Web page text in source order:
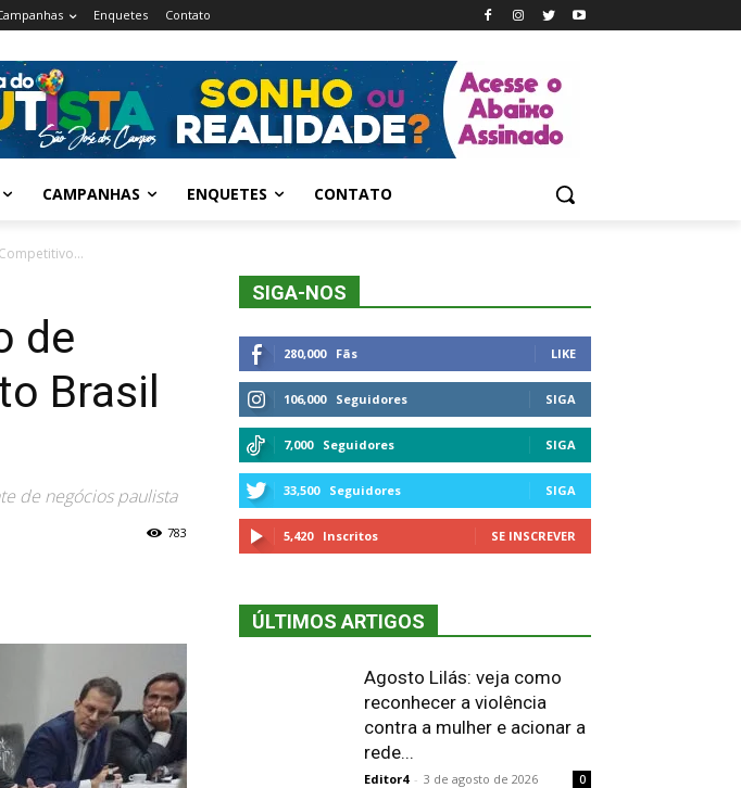
Enquetes Contato
CAMPANHAS ENQUETES CONTATO
de
Brasil
de negócios paulista
783
SIGA-NOS
280,000 Fãs LIKE
106,000 Seguidores SIGA
7,000 Seguidores SIGA
33,500 Seguidores SIGA
5,420 Inscritos SE INSCREVER
ÚLTIMOS ARTIGOS
Agosto Lilás: veja como
reconhecer a violência
contra a mulher e acionar a
rede...
Editor4 - 3 de agosto de 2026 0